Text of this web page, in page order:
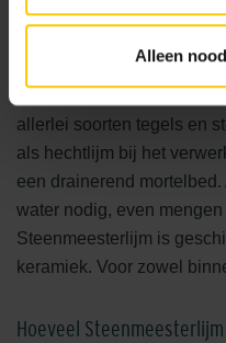
Alleen
Steenmeesterlijm is
klimaat, omdat de
allerlei soorten tegels en
als hechtlijm bij het
een drainerend
water nodig, even
Steenmeesterlijm is
keramiek. Voor zowel
Hoeveel